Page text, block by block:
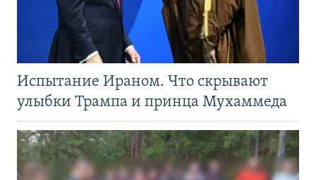
Испытание Ираном. Что скрывают
улыбки Трампа и принца Мухаммеда